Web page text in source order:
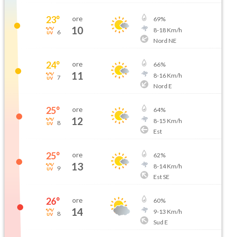
23°
6
ore
10
69%
8-18Km/h
Nord NE
24°
7
ore
11
66%
8-16Km/h
Nord E
25°
8
ore
12
64%
8-15 Km/h
Est
25°
9
ore
13
62%
8-14Km/h
Est SE
26°
8
ore
14
60%
9-13 Km/h
Sud E